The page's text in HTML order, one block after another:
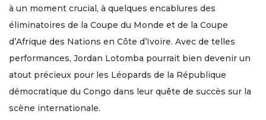
à un moment crucial, à quelques encablures des
éliminatoires de la Coupe du Monde et de la Coupe
d’Afrique des Nations en Côte d’Ivoire. Avec de telles
performances, Jordan Lotomba pourrait bien devenir un
atout précieux pour les Léopards de la République
démocratique du Congo dans leur quête de succès sur la
scène internationale.